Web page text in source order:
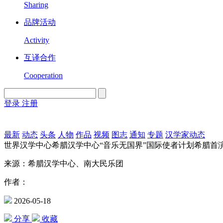
Sharing
品牌活动
Activity
互译合作
Cooperation
登录 注册
最新 动态 头条 人物 作品 视频 图志 通知 专题 汉学家动态
世界汉学中心希腊汉学中心“音乐无国界”国际使者计划希腊首
来源：希腊汉学中心、南大民乐团
作者：
2026-05-18
分享 收藏